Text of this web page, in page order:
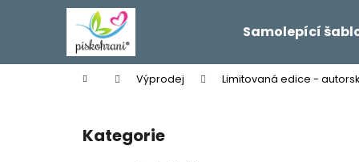
Samolepící
Domů Výprodej Limitovaná edice -
Přeskočit
kategorie
Kategorie
í
Zpět
do
Zpět
do